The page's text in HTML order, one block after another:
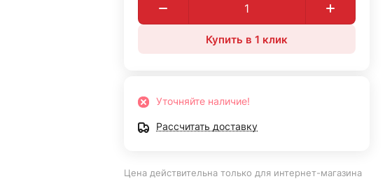
Купить в 1 клик
Уточняйте наличие!
Рассчитать доставку
Цена действительна только для интернет-магазина